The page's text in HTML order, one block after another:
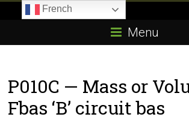
E85.com
passion
boîtier
Menu
P010C — Mass or
Fbas ‘B’ circuit bas
French